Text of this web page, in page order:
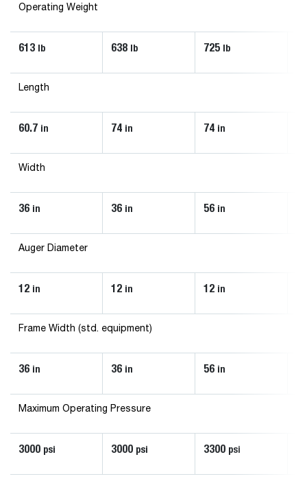
Operating Weight
613 lb 638 lb 725 lb
Length
60.7 in 74 in 74 in
Width
36 in 36 in 56 in
Auger Diameter
12 in 12 in 12 in
Frame Width (std. equipment)
36 in 36 in 56 in
Maximum Operating Pressure
3000 psi 3000 psi 3300 psi